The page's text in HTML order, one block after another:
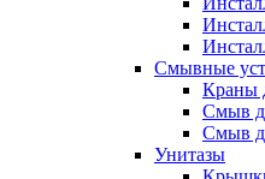
Смывные
Краны
Смыв
Смыв
Унитазы